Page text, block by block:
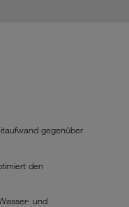
gegenüber
den
und